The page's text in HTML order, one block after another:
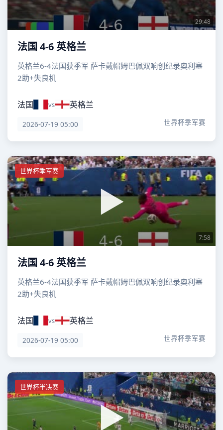
29:48
法国 4-6 英格兰
英格兰6-4法国获季军 萨卡戴帽姆巴佩双响创纪录奥利塞
2助+失良机
法国 vs 英格兰
2026-07-19 05:00 世界杯季军赛
世界杯季军赛
7:58
法国 4-6 英格兰
英格兰6-4法国获季军 萨卡戴帽姆巴佩双响创纪录奥利塞
2助+失良机
法国 vs 英格兰
2026-07-19 05:00 世界杯季军赛
世界杯半决赛